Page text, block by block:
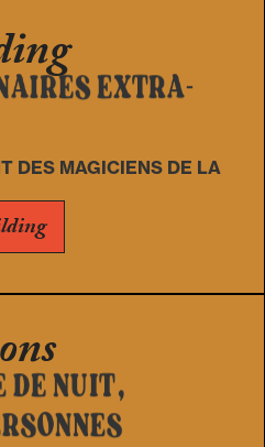
EXTRA-
DES MAGICIENS DE LA
DE NUIT,